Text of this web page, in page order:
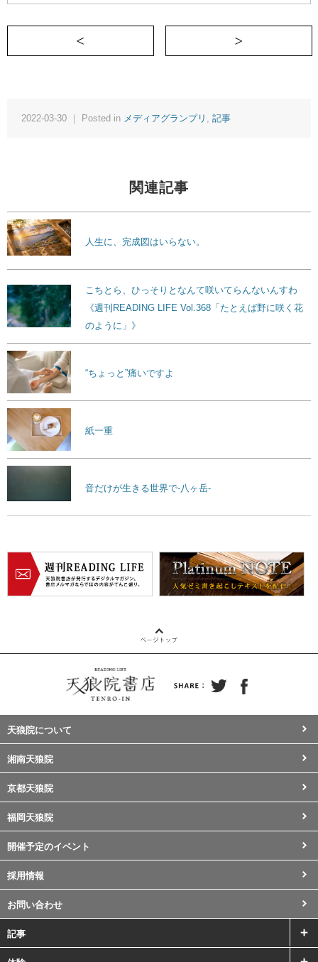
＜ 言葉は言った本人が思いもよらないと
2022-03-30 ｜ Posted in メディアグランプリ , 記事
関連記事
人生に、完成図はいらない。
こちとら、ひっそりとなんて咲いてらんないんすわ
《週刊READING LIFE Vol.368「たとえば野に咲く花
のように」》
“ちょっと”痛いですよ
紙一重
音だけが生きる世界で-八ヶ岳-
天狼院について
湘南天狼院
京都天狼院
福岡天狼院
開催予定のイベント
採用情報
お問い合わせ
記事